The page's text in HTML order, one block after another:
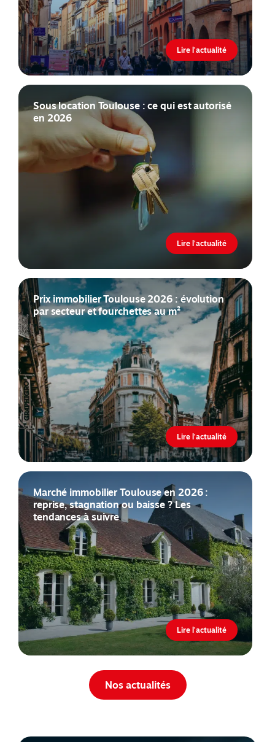
Nos actualités
Lire l'actualité
Sous location Toulouse : ce qui est autorisé
en 2026
Lire l'actualité
Prix immobilier Toulouse 2026 : évolution
par secteur et fourchettes au m²
Lire l'actualité
Marché immobilier Toulouse en 2026 :
reprise, stagnation ou baisse ? Les
tendances à suivre
Lire l'actualité